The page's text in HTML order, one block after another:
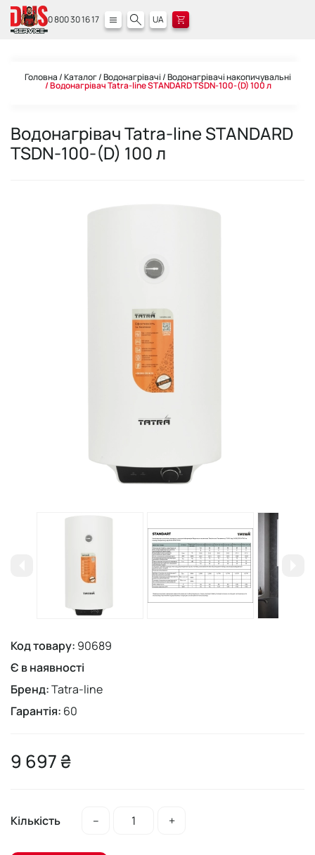
0 800 30 16 17 UA
Головна Каталог Водонагрівачі Водонагрівачі накопичувальні
Водонагрівач Tatra-line STANDARD TSDN-100-(D) 100 л
Водонагрівач Tatra-line STANDARD
TSDN-100-(D) 100 л
Код товару: 90689
Є в наявності
Бренд:Tatra-line
Гарантія: 60
9 697 ₴
Кількість – +